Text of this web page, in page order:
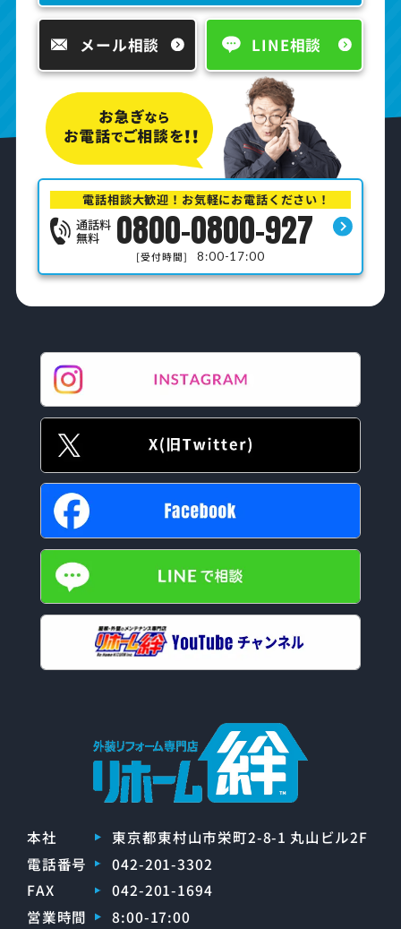
メール相談 LINE相談
電話相談大歓迎！お気軽にお電話ください！
通話料
無料 0800-0800-927
[受付時間] 8:00-17:00
本社
東京都東村山市栄町2-8-1 丸山ビル2F
電話番号
042-201-3302
FAX
042-201-1694
営業時間
8:00-17:00